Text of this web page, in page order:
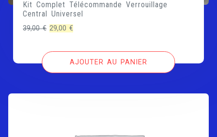
Kit Complet Télécommande Verrouillage
Central Universel
39,00€ Le
initial
29,00€
actuel
est :
AJOUTER AU PANIER